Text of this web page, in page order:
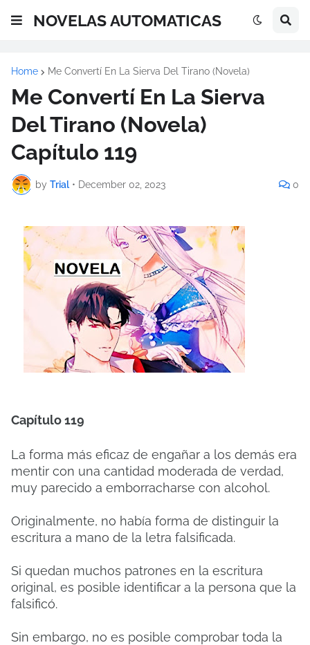
NOVELAS AUTOMATICAS
Home Me Convertí En La Sierva Del Tirano (Novela)
Me Convertí En La Sierva
Del Tirano (Novela)
Capítulo 119
by Trial • December 02, 2023 0
Capítulo 119
La forma más eficaz de engañar a los demás era
mentir con una cantidad moderada de verdad,
muy parecido a emborracharse con alcohol.
Originalmente, no había forma de distinguir la
escritura a mano de la letra falsificada.
Si quedan muchos patrones en la escritura
original, es posible identificar a la persona que la
falsificó.
Sin embargo, no es posible comprobar toda la